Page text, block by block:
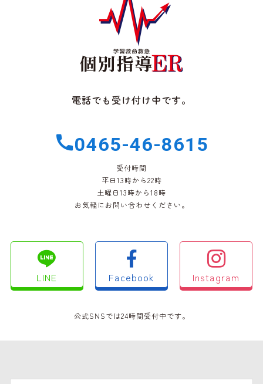
電話でも受け付け中です。
0465-46-8615
受付時間
平日13時から22時
土曜日13時から18時
お気軽にお問い合わせください。
LINE Facebook Instagram
公式SNSでは24時間受付中です。